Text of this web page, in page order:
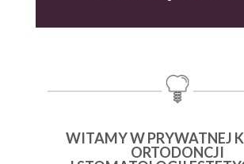
WITAMY W PRYWATNEJ
ORTODONCJI